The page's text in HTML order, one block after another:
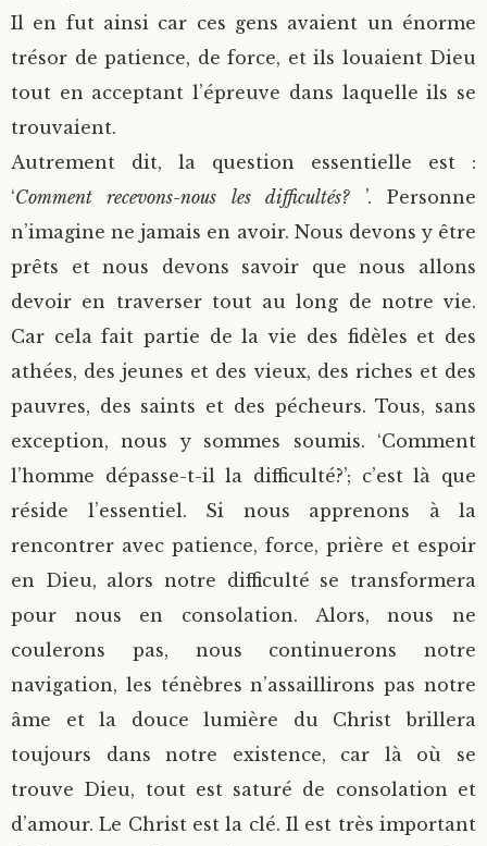
Il en fut ainsi car ces gens avaient un énorme
trésor de patience, de force, et ils louaient Dieu
tout en acceptant l’épreuve dans laquelle ils se
trouvaient.
Autrement dit, la question essentielle est :
‘Comment recevons-nous les difficultés?’. Personne
n’imagine ne jamais en avoir. Nous devons y être
prêts et nous devons savoir que nous allons
devoir en traverser tout au long de notre vie.
Car cela fait partie de la vie des fidèles et des
athées, des jeunes et des vieux, des riches et des
pauvres, des saints et des pécheurs. Tous, sans
exception, nous y sommes soumis. ‘Comment
l’homme dépasse-t-il la difficulté?’; c’est là que
réside l’essentiel. Si nous apprenons à la
rencontrer avec patience, force, prière et espoir
en Dieu, alors notre difficulté se transformera
pour nous en consolation. Alors, nous ne
coulerons pas, nous continuerons notre
navigation, les ténèbres n’assaillirons pas notre
âme et la douce lumière du Christ brillera
toujours dans notre existence, car là où se
trouve Dieu, tout est saturé de consolation et
d’amour. Le Christ est la clé. Il est très important